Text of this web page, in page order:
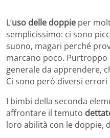
L’uso delle doppie per
semplicissimo: ci sono
suono, magari perché
marcano poco.
generale da apprendere,
Ci sono però diversi
I bimbi della seconda
affrontare il temuto
loro abilità con le doppie,